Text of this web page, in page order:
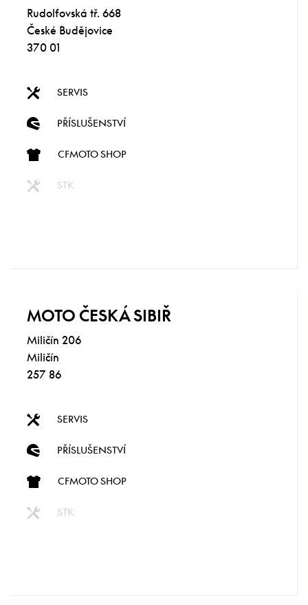
Rudolfovská tř. 668
České Budějovice
370 01
SERVIS
PŘÍSLUŠENSTVÍ
CFMOTO SHOP
STK
MOTO ČESKÁ SIBIŘ
Miličín 206
Miličín
257 86
SERVIS
PŘÍSLUŠENSTVÍ
CFMOTO SHOP
STK